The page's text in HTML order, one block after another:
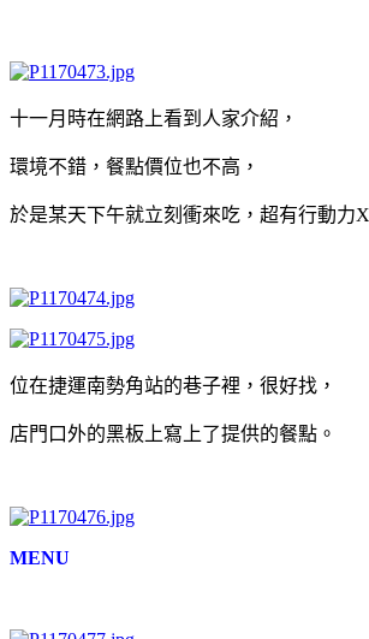
十一月時在網路上看到人家介紹，
環境不錯，餐點價位也不高，
於是某天下午就立刻衝來吃，超有行動力
位在捷運南勢角站的巷子裡，很好找，
店門口外的黑板上寫上了提供的餐點。
MENU